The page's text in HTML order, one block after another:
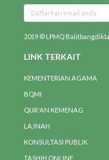
2019 © LPMQ
LINK TERKAIT
KEMENTERIAN AGAMA
BQMI
QUR'AN KEMENAG
LAJNAH
KONSULTASI PUBLIK
TASHIH ONLINE